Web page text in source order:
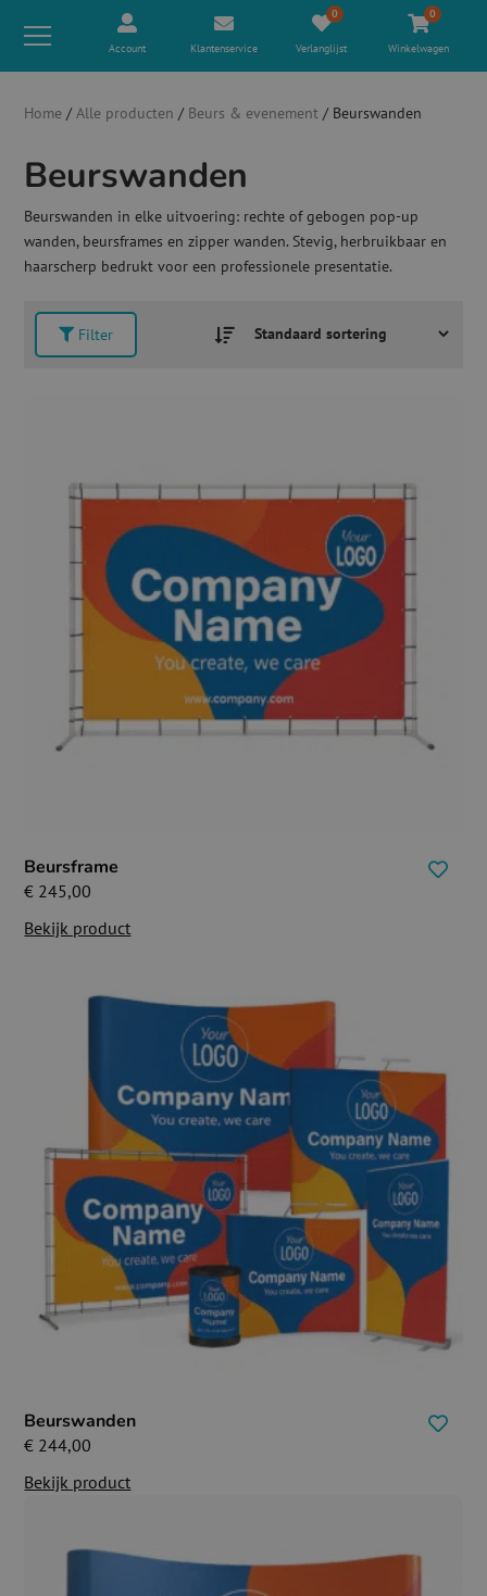
Account Klantenservice
0
Verlanglijst
0
Winkelwagen
Home / Alle producten / Beurs & evenement / Beurswanden
Beurswanden
Beurswanden in elke uitvoering: rechte of gebogen pop-up
wanden, beursframes en zipper wanden. Stevig, herbruikbaar en
haarscherp bedrukt voor een professionele presentatie.
Filter
Beursframe
€ 245,00
Bekijk product
Beurswanden
€ 244,00
Bekijk product